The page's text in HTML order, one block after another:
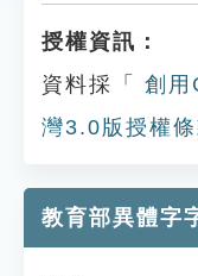
授權資訊：
資料採「
創用
灣3.0版授權條
教育部異體字